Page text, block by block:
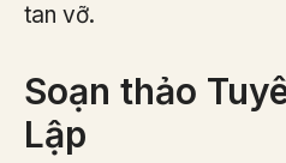
tan vỡ.
Soạn thảo
Lập